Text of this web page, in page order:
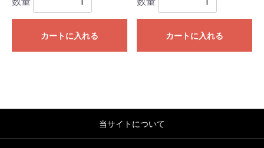
カートに入れる カートに入れる
当サイトについて